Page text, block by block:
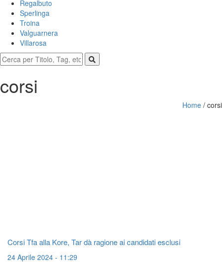
Regalbuto
Sperlinga
Troina
Valguarnera
Villarosa
corsi
Home / corsi
Corsi Tfa alla Kore, Tar dà ragione ai candidati esclusi
24 Aprile 2024 - 11:29